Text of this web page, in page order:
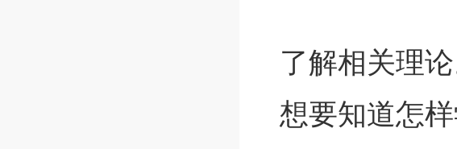
了解相关理论
想要知道怎